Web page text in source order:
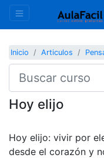
Inicio Articulos
Hoy elijo
Hoy elijo: vivir por
desde el corazón y